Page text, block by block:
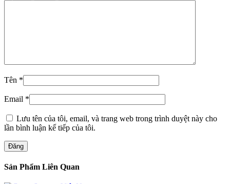
Tên *
Email *
Lưu tên của tôi, email, và trang web trong trình duyệt này cho
lần bình luận kế tiếp của tôi.
Đăng
Sản Phẩm Liên Quan